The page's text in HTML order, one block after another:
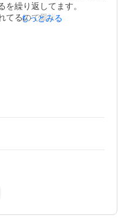
繰り返してます。
るので愛護センターに
てました。本当にアヒル
もっとみる